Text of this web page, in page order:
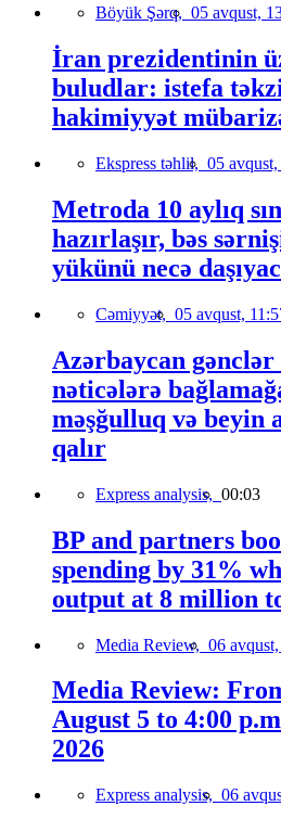
Böyük Şərq, 05 avqust,
İran prezidentinin
buludlar: istefa
hakimiyyət
Ekspress təhlil, 05
Metroda 10 aylıq
hazırlaşır, bəs
yükünü necə
Cəmiyyət, 05 avqust,
Azərbaycan gənclər
nəticələrə
məşğulluq və beyin
qalır
Express analysis, 00:03
BP and partners
spending by 31%
output at 8 million
Media Review, 06
Media Review:
August 5 to 4:00
2026
Express analysis, 06